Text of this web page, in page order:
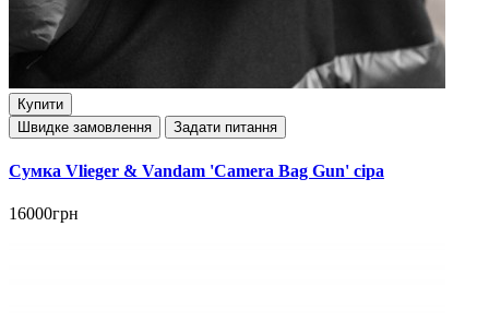
Купити
Швидке замовлення
Задати питання
Сумка Vlieger & Vandam 'Camera Bag Gun' сіра
16000грн